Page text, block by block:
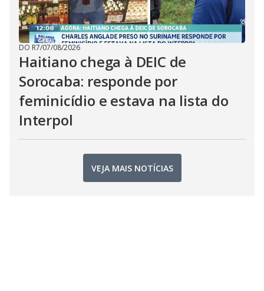
DO R7/07/08/2026
Haitiano chega à DEIC de
Sorocaba: responde por
feminicídio e estava na lista do
Interpol
VEJA MAIS NOTÍCIAS